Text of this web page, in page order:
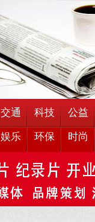
交通 科技 公益
娱乐 环保 时尚